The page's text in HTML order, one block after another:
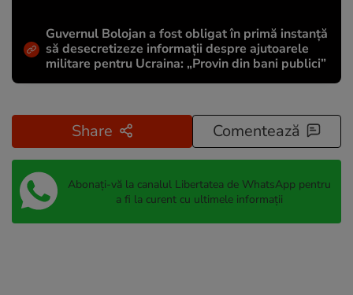
Guvernul Bolojan a fost obligat în primă instanță
să desecretizeze informații despre ajutoarele
militare pentru Ucraina: „Provin din bani publici”
Share Comentează
Abonați-vă la canalul Libertatea de WhatsApp pentru
a fi la curent cu ultimele informații